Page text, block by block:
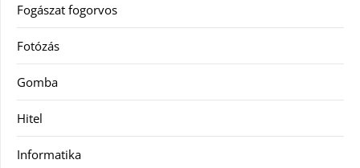
Fogászat fogorvos
Fotózás
Gomba
Hitel
Informatika